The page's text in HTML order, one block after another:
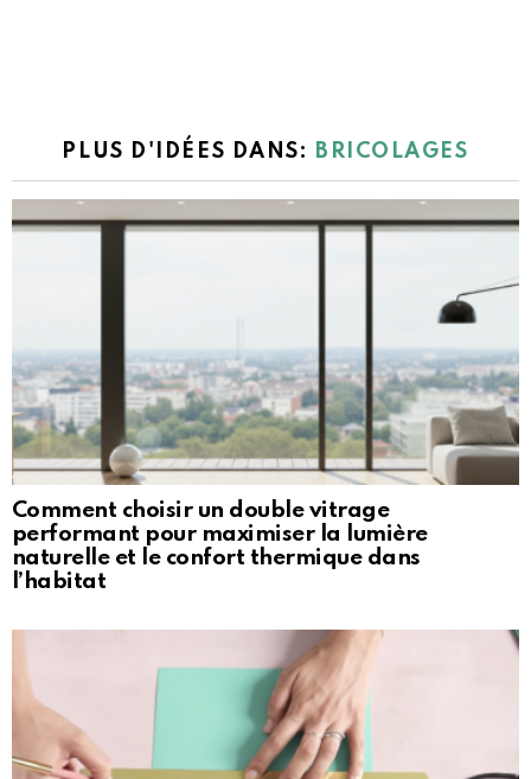
PLUS D'IDÉES DANS: BRICOLAGES
Comment choisir un double vitrage
performant pour maximiser la lumière
naturelle et le confort thermique dans
l’habitat